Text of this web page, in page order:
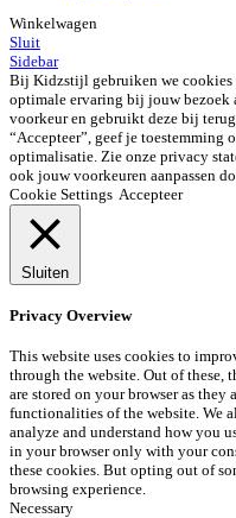
Winkelwagen
Sluit
Sidebar
Bij Kidzstijl gebruiken we cookies
optimale ervaring bij jouw bezoek
voorkeur en gebruikt deze bij
“Accepteer”, geef je toestemming
optimalisatie. Zie onze privacy
ook jouw voorkeuren aanpassen
Cookie Settings Accepteer
Sluiten
Privacy Overview
This website uses cookies to
through the website. Out of these,
are stored on your browser as
functionalities of the website. We
analyze and understand how you
in your browser only with your
these cookies. But opting out of
browsing experience.
Necessary